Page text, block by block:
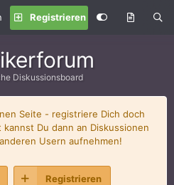
Registrieren
Diskussionsboard
Seite - registriere Dich doch
Du dann an Diskussionen
Usern aufnehmen!
Registrieren